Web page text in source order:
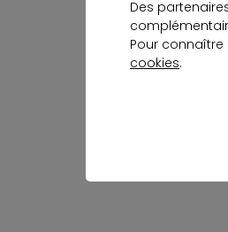
Des
Pour
cookies.